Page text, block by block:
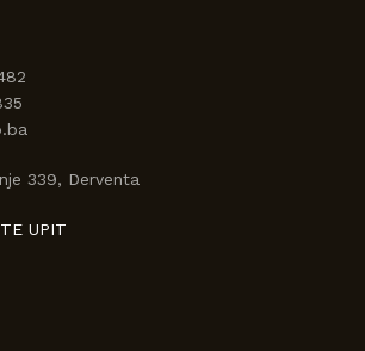
339, Derventa
UPIT